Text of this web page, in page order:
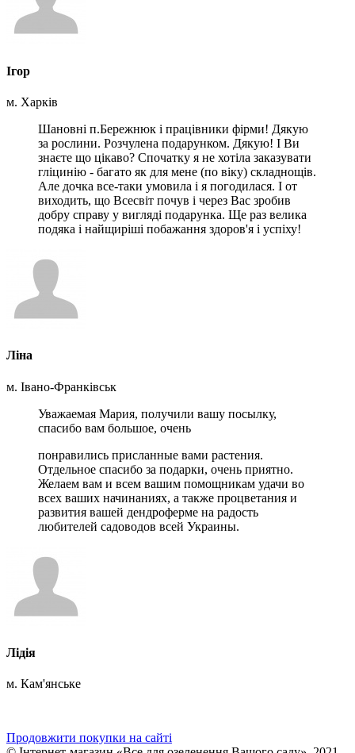
Ігор
м. Харків
Шановні п.Бережнюк і працівники фірми! Дякую
за рослини. Розчулена подарунком. Дякую! І Ви
знаєте що цікаво? Спочатку я не хотіла заказувати
гліцинію - багато як для мене (по віку) складнощів.
Але дочка все-таки умовила і я погодилася. І от
виходить, що Всесвіт почув і через Вас зробив
добру справу у вигляді подарунка. Ще раз велика
подяка і найщиріші побажання здоров'я і успіху!
Ліна
м. Івано-Франківськ
Уважаемая Мария, получили вашу посылку,
спасибо вам большое, очень
понравились присланные вами растения.
Отдельное спасибо за подарки, очень приятно.
Желаем вам и всем вашим помощникам удачи во
всех ваших начинаниях, а также процветания и
развития вашей дендроферме на радость
любителей садоводов всей Украины.
Лідія
м. Кам'янське
Продовжити покупки на сайті